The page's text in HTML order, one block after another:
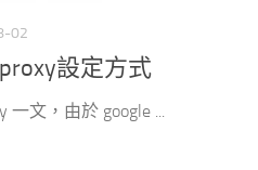
02
設定方式
文，由於 google ...